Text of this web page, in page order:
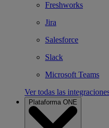
Freshworks
Jira
Salesforce
Slack
Microsoft Teams
Ver todas las
Plataforma ONE